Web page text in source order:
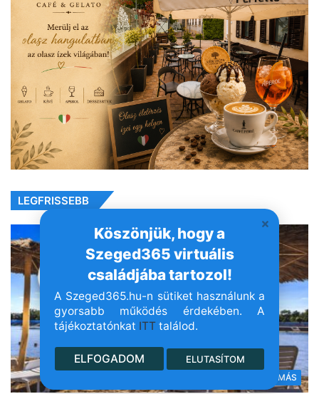
Köszönjük, hogy a
Szeged365 virtuális
családjába tartozol!
A Szeged365.hu-n sütiket használunk a
gyorsabb működés érdekében. A
tájékoztatónkat ITT találod.
ELFOGADOM ELUTASÍTOM
LEGFRISSEBB
MINDENMÁS